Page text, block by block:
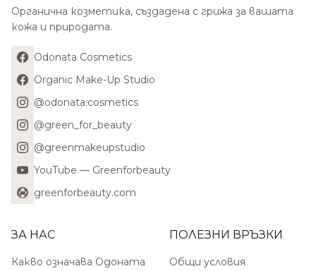
Органична козметика, създадена с грижа за вашата
кожа и природата.
Odonata Cosmetics
Organic Make-Up Studio
@odonata.cosmetics
@green_for_beauty
@greenmakeupstudio
YouTube — Greenforbeauty
greenforbeauty.com
ЗА НАС
Какво означава Одоната
ПОЛЕЗНИ ВРЪЗКИ
Общи условия